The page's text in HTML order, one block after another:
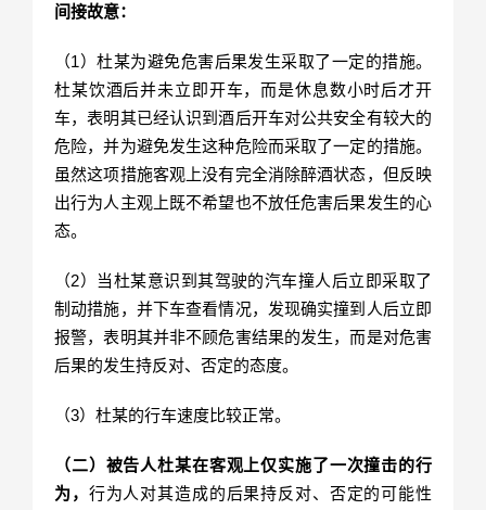
间接故意：
（1）杜某为避免危害后果发生采取了一定的措施。
杜某饮酒后并未立即开车，而是休息数小时后才开
车，表明其已经认识到酒后开车对公共安全有较大的
危险，并为避免发生这种危险而采取了一定的措施。
虽然这项措施客观上没有完全消除醉酒状态，但反映
出行为人主观上既不希望也不放任危害后果发生的心
态。
（2）当杜某意识到其驾驶的汽车撞人后立即采取了
制动措施，并下车查看情况，发现确实撞到人后立即
报警，表明其并非不顾危害结果的发生，而是对危害
后果的发生持反对、否定的态度。
（3）杜某的行车速度比较正常。
（二）被告人杜某在客观上仅实施了一次撞击的行
为， 行为人对其造成的后果持反对、否定的可能性